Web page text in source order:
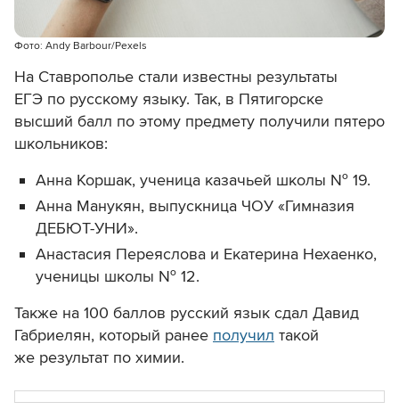
Фото: Andy Barbour/Pexels
На Ставрополье стали известны результаты
ЕГЭ по русскому языку. Так, в Пятигорске
высший балл по этому предмету получили пятеро
школьников:
Анна Коршак, ученица казачьей школы № 19.
Анна Манукян, выпускница ЧОУ «Гимназия
ДЕБЮТ-УНИ».
Анастасия Переяслова и Екатерина Нехаенко,
ученицы школы № 12.
Также на 100 баллов русский язык сдал Давид
Габриелян, который ранее получил такой
же результат по химии.